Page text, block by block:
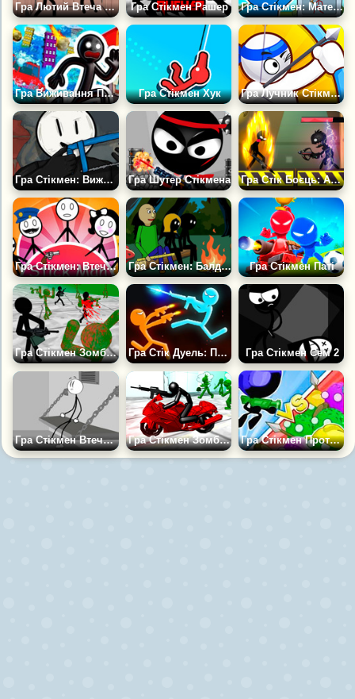
Гра Лютий Втеча Стіка Гра Стікмен Рашер Гра Стікмен: Математичний Бій
Гра Виживання При Стихійних Лихах Гра Стікмен Хук Гра Лучник Стікмен: Стріляє з Луки по Червоних
Гра Стікмен: Виживи або Помри Гра Шутер Стікмена Гра Стік Боєць: Атака Зомбі
Гра Стікмен: Втеча з дому Гра Стікмен: Балді в Лісі Гра Стікмен Паті
Гра Стікмен Зомбі 3Д Гра Стік Дуель: Помста Гра Стікмен Сем 2
Гра Стікмен Втеча з В'язниці 2: Короткий Сюжет Гра Стікмен Зомбі: Мотоцикл Гра Стікмен Проти Зомбі